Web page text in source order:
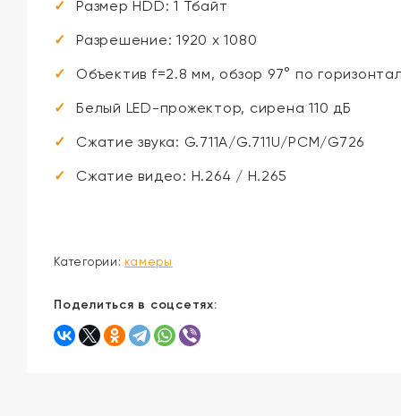
Размер HDD: 1 Тбайт
Разрешение: 1920 x 1080
Объектив f=2.8 мм, обзор 97° по
Белый LED-прожектор, сирена 110 дБ
Сжатие звука: G.711A/G.711U/PCM/G726
Сжатие видео: H.264 / H.265
Категории: камеры
Поделиться в соцсетях: